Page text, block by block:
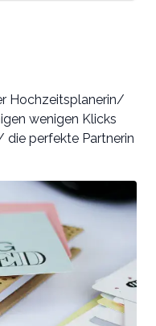
Hochzeitsplanerin/
wenigen Klicks
die perfekte Partnerin